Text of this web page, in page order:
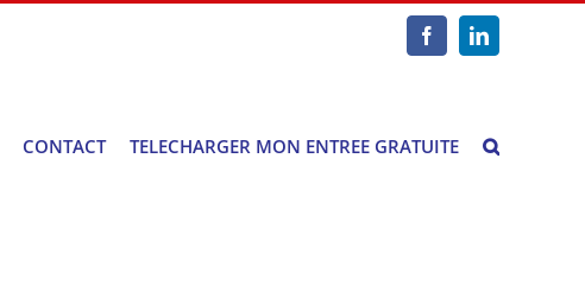
FacebookLinkedIn
CONTACT TELECHARGER MON ENTREE GRATUITE